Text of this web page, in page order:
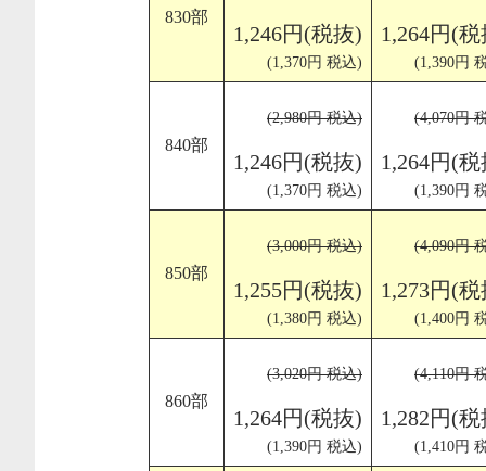
830部
1,246円(税抜)
(1,370円 税込)
1,264円(
(1,390円
840部
(2,980円 税込)
1,246円(税抜)
(1,370円 税込)
(4,070円
1,264円(
(1,390円
850部
(3,000円 税込)
1,255円(税抜)
(1,380円 税込)
(4,090円
1,273円(
(1,400円
860部
(3,020円 税込)
1,264円(税抜)
(1,390円 税込)
(4,110円
1,282円(
(1,410円